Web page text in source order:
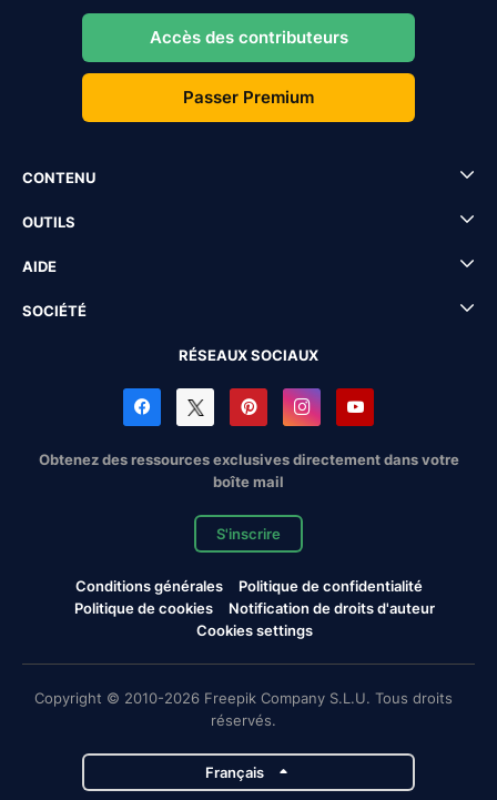
Accès des contributeurs
Passer Premium
CONTENU
OUTILS
AIDE
SOCIÉTÉ
RÉSEAUX SOCIAUX
Obtenez des ressources exclusives directement dans votre
boîte mail
S'inscrire
Conditions générales
Politique de confidentialité
Politique de cookies
Notification de droits d'auteur
Cookies settings
Copyright © 2010-2026 Freepik Company S.L.U. Tous droits
réservés.
Français